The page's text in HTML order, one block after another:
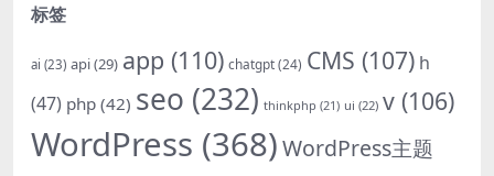
标签
ai (23) api(29) app (110) chatgpt(24) CMS (107) h
(47) php (42) seo (232) thinkphp (21) ui (22) v (106)
WordPress (368)WordPress主题